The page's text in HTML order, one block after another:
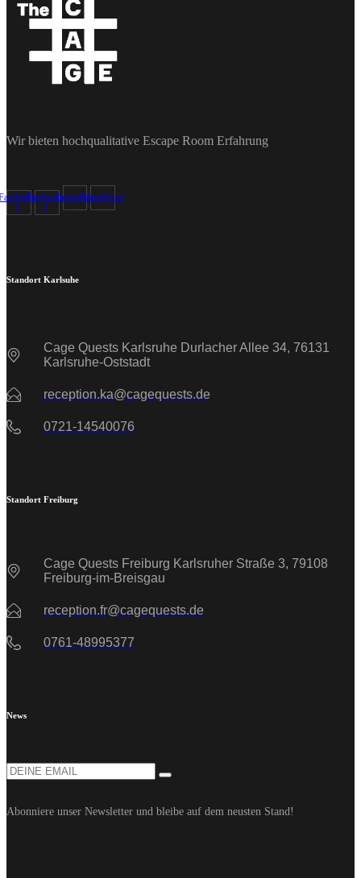
Wir bieten hochqualitative Escape Room Erfahrung
f
Facebook-
f
InstagramTripadvisor
Standort Karlsuhe
Cage Quests Karlsruhe Durlacher Allee 34, 76131
Karlsruhe-Oststadt
reception.ka@cagequests.de
0721-14540076
Standort Freiburg
Cage Quests Freiburg Karlsruher Straße 3, 79108
Freiburg-im-Breisgau
reception.fr@cagequests.de
0761-48995377
News
Abonniere unser Newsletter und bleibe auf dem neusten Stand!